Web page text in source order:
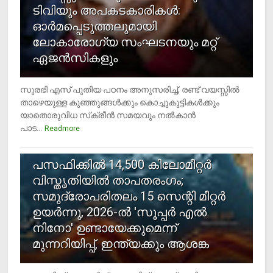
ടിവിയും അപകടകാരികള്‍:
ഓര്‍മപ്പെടുത്തലുമായി
ലോകാരോഗ്യ സംഘടനയും മറ്റ്
ഏജന്‍സികളും
സുരഭി എസ് പുതിയ പഠനം അനുസരിച്ച്, രണ്ട് വയസ്സില്‍
താഴെയുള്ള കുഞ്ഞുങ്ങള്‍ക്കും കൊച്ചുകുട്ടികള്‍ക്കും
യാതൊരുവിധ സ്‌ക്രീന്‍ സമയവും നല്‍കാന്‍
പാട...
Readmore
പസഫിക്കില്‍ 14,500 കിലോമീറ്റര്‍
വിസ്തൃതിയില്‍ താപതരംഗം;
സമുദ്രോപരിതലം 15 സെന്റി മീറ്റര്‍
ഉയര്‍ന്നു, 2026-ല്‍ 'സൂപ്പര്‍ എല്‍
നിനോ' ഉണ്ടായേക്കുമെന്ന്
മുന്നറിയിപ്പ്, ഇന്ത്യക്കും ആശങ്ക